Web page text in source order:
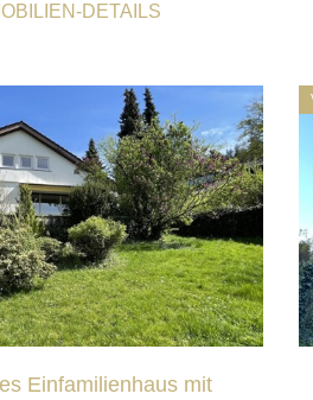
DETAILS
Einfamilienhaus mit